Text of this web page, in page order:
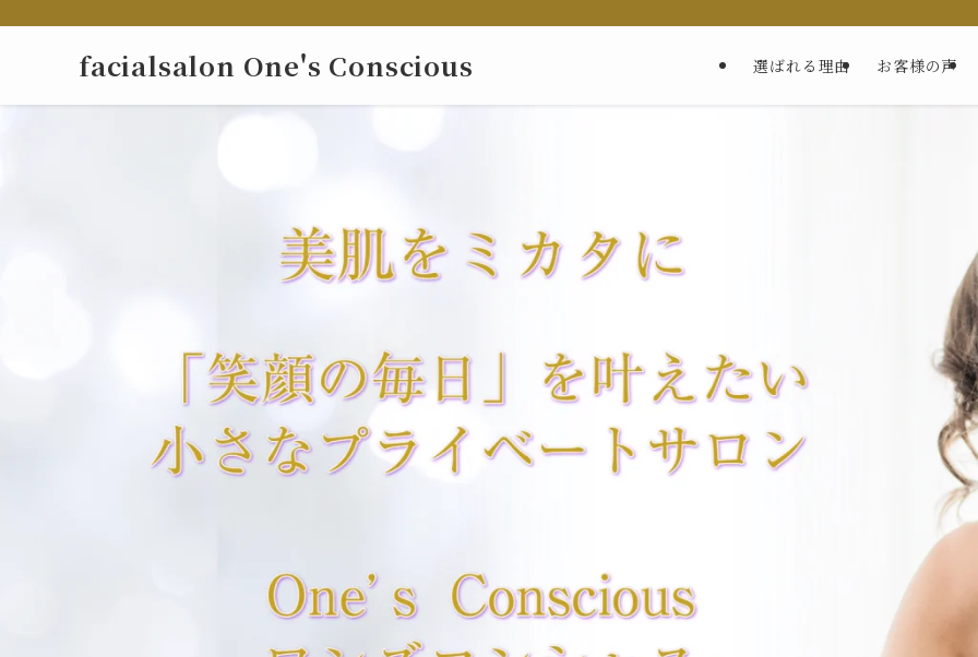
facialsalon One's Conscious 選ばれる理由 お客様の声